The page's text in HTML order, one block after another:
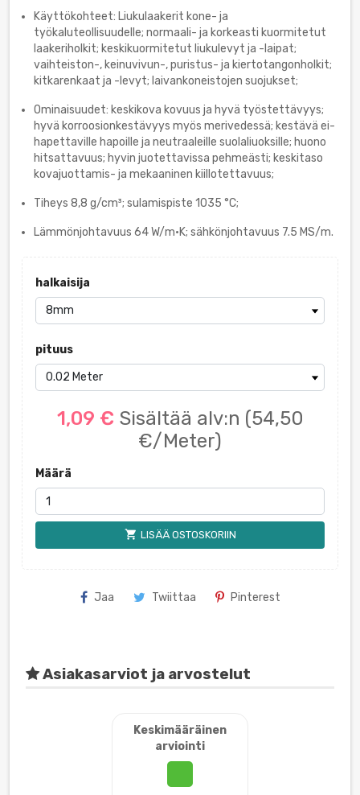
Käyttökohteet: Liukulaakerit kone- ja
työkaluteollisuudelle; normaali- ja korkeasti kuormitetut
laakeriholkit; keskikuormitetut liukulevyt ja -laipat;
vaihteiston-, keinuvivun-, puristus- ja kiertotangonholkit;
kitkarenkaat ja -levyt; laivankoneistojen suojukset;
Ominaisuudet: keskikova kovuus ja hyvä työstettävyys;
hyvä korroosionkestävyys myös merivedessä; kestävä ei-
hapettaville hapoille ja neutraaleille suolaliuoksille; huono
hitsattavuus; hyvin juotettavissa pehmeästi; keskitaso
kovajuottamis- ja mekaaninen kiillotettavuus;
Tiheys 8,8 g/cm³; sulamispiste 1035 °С;
Lämmönjohtavuus 64 W/m·K; sähkönjohtavuus 7.5 MS/m.
halkaisija
pituus
1,09 € Sisältää alv:n (54,50
€/Meter)
Määrä
shopping_cart LISÄÄ OSTOSKORIIN
Jaa Twiittaa Pinterest
Asiakasarviot ja arvostelut
Keskimääräinen
arviointi